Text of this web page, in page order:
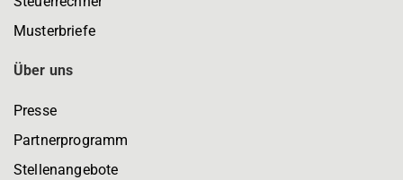
Musterbriefe
Über uns
Presse
Partnerprogramm
Stellenangebote